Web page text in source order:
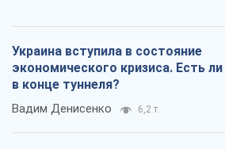
Украина вступила в состояние
экономического кризиса. Есть ли
в конце туннеля?
Вадим Денисенко 6,2 т.